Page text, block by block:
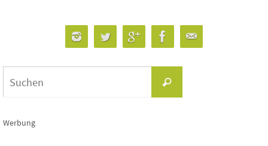
Suchen
Werbung